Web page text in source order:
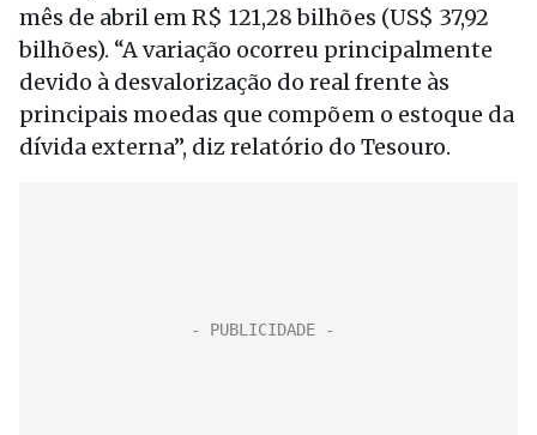
mês de abril em R$ 121,28 bilhões (US$ 37,92
bilhões). “A variação ocorreu principalmente
devido à desvalorização do real frente às
principais moedas que compõem o estoque da
dívida externa”, diz relatório do Tesouro.